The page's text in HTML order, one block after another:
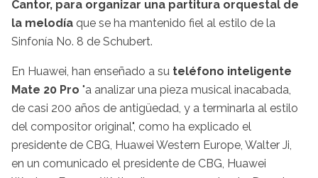
Cantor, para organizar una partitura orquestal de
la melodía que se ha mantenido fiel al estilo de la
Sinfonía No. 8 de Schubert.
En Huawei, han enseñado a su teléfono inteligente
Mate 20 Pro "a analizar una pieza musical inacabada,
de casi 200 años de antigüedad, y a terminarla al estilo
del compositor original", como ha explicado el
presidente de CBG, Huawei Western Europe, Walter Ji,
en un comunicado el presidente de CBG, Huawei